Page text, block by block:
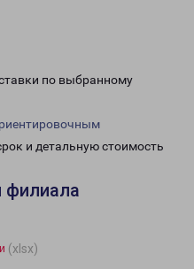
по выбранному
и детальную стоимость
филиала
(xlsx)